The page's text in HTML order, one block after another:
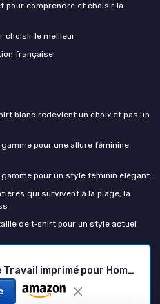
Workwear T-Shirt de Travail imprimé pour Hommes à col Rond T-Shirt de Travail à Manches Courtes Noir M
pour comprendre et choisir la
choisir le meilleur
française
blanc redevient un choix et pas un
pour une allure féminine
pour un style féminin élégant
qui survivent à la plage, la
de t‑shirt pour un style actuel